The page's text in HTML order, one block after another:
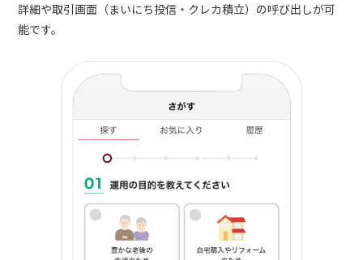
詳細や取引画面（まいにち投信・クレカ積立）の呼び出しが可
能です。